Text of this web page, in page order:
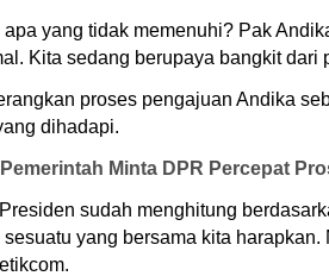
yang tidak memenuhi? Pak
Kita sedang berupaya bangkit dari
proses pengajuan Andika
dihadapi.
Pemerintah Minta DPR Percepat
sudah menghitung
sesuatu yang bersama kita